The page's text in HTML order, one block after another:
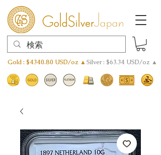
Gold : $4340.80 USD/oz ▲Silver : $63.34 USD/oz ▲